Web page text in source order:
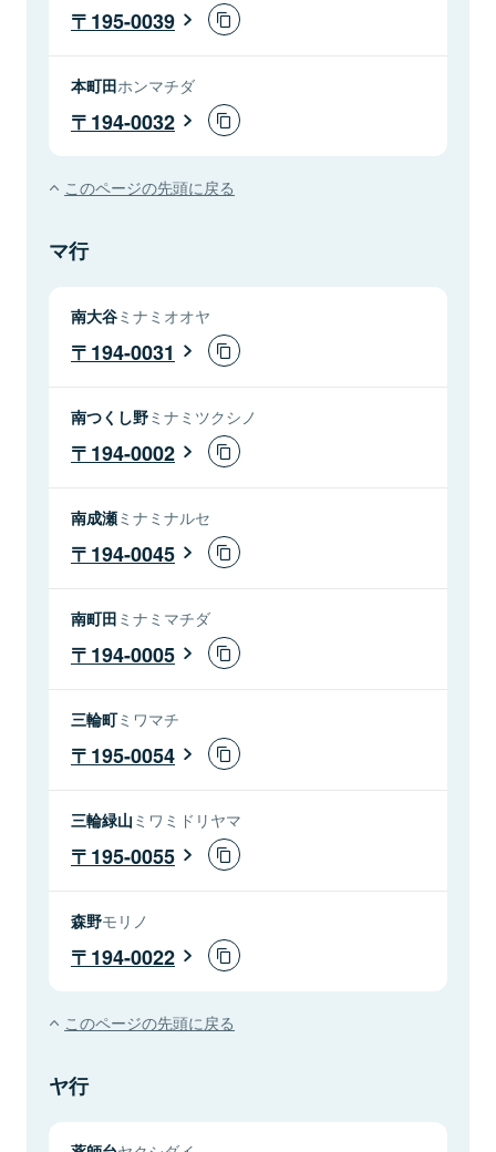
195-0039
本町田ホンマチダ
194-0032
このページの先頭に戻る
マ行
南大谷ミナミオオヤ
194-0031
南つくし野ミナミツクシノ
194-0002
南成瀬ミナミナルセ
194-0045
南町田 ミナミマチダ
194-0005
三輪町ミワマチ
195-0054
三輪緑山 ミワミドリヤマ
195-0055
森野モリノ
194-0022
このページの先頭に戻る
ヤ行